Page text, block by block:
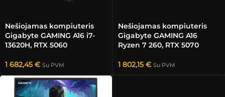
Nešiojamas kompiuteris
Gigabyte GAMING A16 i7-
13620H, RTX 5060
1 682,45 € Su PVM
Nešiojamas kompiuteris
Gigabyte GAMING A16
Ryzen 7 260, RTX 5070
1 802,15 € Su PVM